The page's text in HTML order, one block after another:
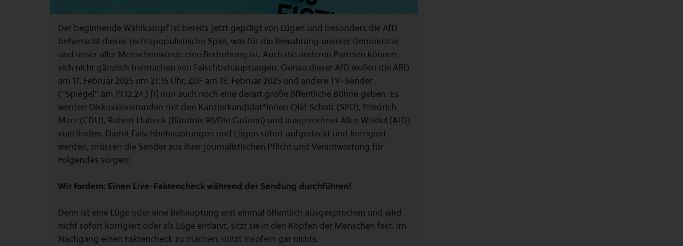
Der beginnende Wahlkampf ist bereits jetzt geprägt von Lügen und besonders die AfD
beherrscht dieses rechtspopulistische Spiel, was für die Bewahrung unserer Demokratie
und unser aller Menschenwürde eine Bedrohung ist. Auch die anderen Parteien können
sich nicht gänzlich freimachen von Falschbehauptungen. Genau dieser AfD wollen die ARD
am 17. Februar 2025 um 21:15 Uhr, ZDF am 13. Februar 2025 und andere TV-Sender
("Spiegel" am 19.12.24 ) [1] nun auch noch eine derart große öffentliche Bühne geben. Es
werden Diskussionsrunden mit den Kanzlerkandidat*innen Olaf Scholz (SPD), Friedrich
Merz (CDU), Robert Habeck (Bündnis 90/Die Grünen) und ausgerechnet Alice Weidel (AfD)
stattfinden. Damit Falschbehauptungen und Lügen sofort aufgedeckt und korrigiert
werden, müssen die Sender aus ihrer journalistischen Pflicht und Verantwortung für
Folgendes sorgen:
Wir fordern: Einen Live-Faktencheck während der Sendung durchführen!
Denn ist eine Lüge oder eine Behauptung erst einmal öffentlich ausgesprochen und wird
nicht sofort korrigiert oder als Lüge entlarvt, sitzt sie in den Köpfen der Menschen fest. Im
Nachgang einen Faktencheck zu machen, nützt insofern gar nichts.